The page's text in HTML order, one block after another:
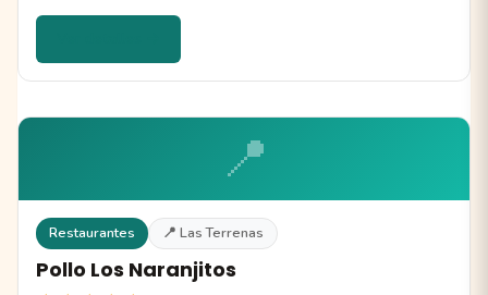
📍
Restaurantes 📍 Las Terrenas
Pollo Los Naranjitos